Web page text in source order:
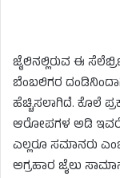
ಜೈಲಿನಲ್ಲಿರುವ ಈ
ಬೆಂಬಲಿಗರ
ಹೆಚ್ಚಿಸಲಾಗಿದೆ. ಕೊಲೆ
ಆರೋಪಗಳ ಅಡಿ
ಎಲ್ಲರೂ ಸಮಾನರು
ಅಗ್ರಹಾರ ಜೈಲು